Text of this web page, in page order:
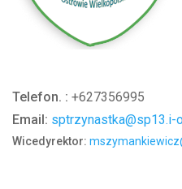
Telefon. : +627356995
Email: sptrzynastka@sp13.i-
Wicedyrektor: